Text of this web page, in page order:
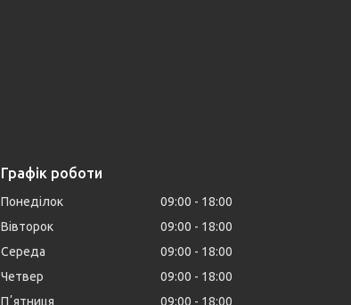
Графік роботи
Понеділок 09:00
18:00
Вівторок
09:00
18:00
Середа
09:00
18:00
Четвер
09:00
18:00
Пʼятниця
09:00
18:00